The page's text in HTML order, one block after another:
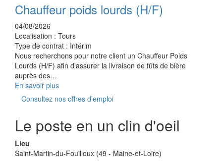
Chauffeur poids lourds (H/F)
04/08/2026
Localisation : Tours
Type de contrat : Intérim
Nous recherchons pour notre client un Chauffeur Poids
Lourds (H/F) afin d'assurer la livraison de fûts de bière
auprès des…
En savoir plus
Consultez nos offres d’emploi
Le poste en un clin d'oeil
Lieu
Saint-Martin-du-Fouilloux (49 - Maine-et-Loire)